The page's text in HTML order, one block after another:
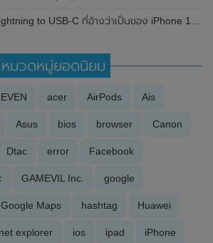
USB-C ที่อ้างว่าเป็นของ iPhone 12 โชว์ให้เห็นกันแบบชัดๆ
หมวดหมู่ยอดนิยม
acer AirPods Ais
Asus bios browser Canon
Dtac error Facebook
GAMEVIL Inc. google
Google Maps hashtag Huawei
explorer ios ipad iPhone